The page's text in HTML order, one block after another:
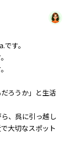
す。
ろうか」と生活
、呉に引っ越し
大切なスポット